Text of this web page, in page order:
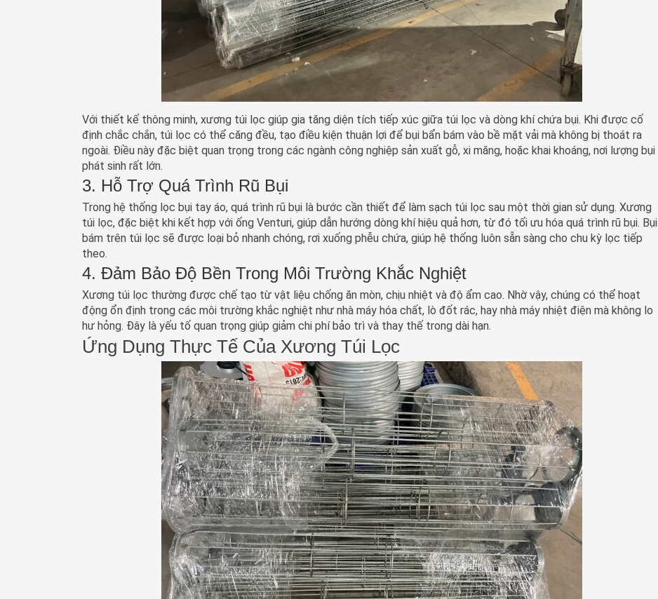
Với thiết kế thông minh, xương túi lọc giúp gia tăng diện tích tiếp xúc giữa túi lọc và dòng khí chứa bụi. Khi được cố
định chắc chắn, túi lọc có thể căng đều, tạo điều kiện thuận lợi để bụi bẩn bám vào bề mặt vải mà không bị thoát ra
ngoài. Điều này đặc biệt quan trọng trong các ngành công nghiệp sản xuất gỗ, xi măng, hoặc khai khoáng, nơi lượng bụi
phát sinh rất lớn.
3. Hỗ Trợ Quá Trình Rũ Bụi
Trong hệ thống lọc bụi tay áo, quá trình rũ bụi là bước cần thiết để làm sạch túi lọc sau một thời gian sử dụng. Xương
túi lọc, đặc biệt khi kết hợp với ống Venturi, giúp dẫn hướng dòng khí hiệu quả hơn, từ đó tối ưu hóa quá trình rũ bụi. Bụi
bám trên túi lọc sẽ được loại bỏ nhanh chóng, rơi xuống phễu chứa, giúp hệ thống luôn sẵn sàng cho chu kỳ lọc tiếp
theo.
4. Đảm Bảo Độ Bền Trong Môi Trường Khắc Nghiệt
Xương túi lọc thường được chế tạo từ vật liệu chống ăn mòn, chịu nhiệt và độ ẩm cao. Nhờ vậy, chúng có thể hoạt
động ổn định trong các môi trường khắc nghiệt như nhà máy hóa chất, lò đốt rác, hay nhà máy nhiệt điện mà không lo
hư hỏng. Đây là yếu tố quan trọng giúp giảm chi phí bảo trì và thay thế trong dài hạn.
Ứng Dụng Thực Tế Của Xương Túi Lọc